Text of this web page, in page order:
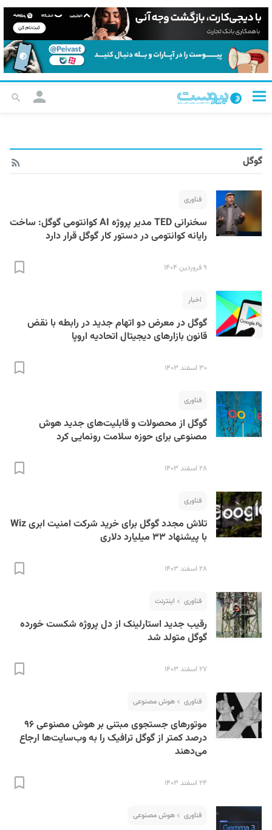
گوگل
فناوری
سخنرانی TED مدیر پروژه AI کوانتومی گوگل: ساخت
رایانه کوانتومی در دستور کار گوگل قرار دارد
۹ فروردین ۱۴۰۴
اخبار
گوگل در معرض دو اتهام جدید در رابطه با نقض
قانون بازارهای دیجیتال اتحادیه اروپا
۳۰ اسفند ۱۴۰۳
فناوری
گوگل از محصولات و قابلیت‌های جدید هوش
مصنوعی برای حوزه سلامت رونمایی کرد
۲۸ اسفند ۱۴۰۳
فناوری
تلاش مجدد گوگل برای خرید شرکت امنیت ابری Wiz
با پیشنهاد ۳۳ میلیارد دلاری
۲۸ اسفند ۱۴۰۳
فناوری اینترنت
رقیب جدید استارلینک از دل پروژه شکست خورده
گوگل متولد شد
۲۷ اسفند ۱۴۰۳
فناوری هوش مصنوعی
موتورهای جستجوی مبتنی بر هوش مصنوعی ۹۶
درصد کمتر از گوگل ترافیک را به وب‌سایت‌ها ارجاع
می‌دهند
۲۴ اسفند ۱۴۰۳
فناوری هوش مصنوعی